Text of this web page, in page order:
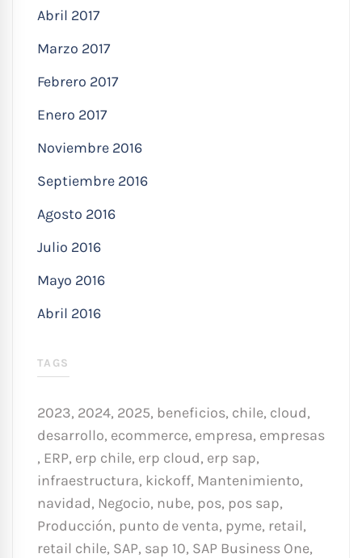
Abril 2017
Marzo 2017
Febrero 2017
Enero 2017
Noviembre 2016
Septiembre 2016
Agosto 2016
Julio 2016
Mayo 2016
Abril 2016
TAGS
2023, 2024, 2025, beneficios, chile, cloud,
desarrollo, ecommerce, empresa, empresas
, ERP, erp chile, erp cloud, erp sap,
infraestructura, kickoff, Mantenimiento,
navidad, Negocio, nube, pos, pos sap,
Producción, punto de venta, pyme, retail,
retail chile, SAP, sap 10, SAP Business One,